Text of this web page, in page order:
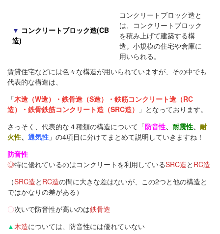
▼ コンクリートブロック造(CB
造)
コンクリートブロック造と
は、コンクリートブロック
を積み上げて建築する構
造。小規模の住宅や倉庫に
用いられる。
賃貸住宅などには色々な構造が用いられていますが、その中でも
代表的な構造は、
「木造（W造）・鉄骨造（S造）・鉄筋コンクリート造（RC
造）・鉄骨鉄筋コンクリート造（SRC造）
」となっております。
さっそく、代表的な４種類の構造について「防音性、 耐震性、 耐
火性、 通気性 」の4項目に分けてまとめて説明していきますね！
防音性
◎特に優れているのはコンクリートを利用しているSRC造と RC造
（SRC造と RC造の間に大きな差はないが、この2つと他の構造と
ではかなりの差がある）
〇次いで防音性が高いのは鉄骨造
▲木造については、防音性には優れていない